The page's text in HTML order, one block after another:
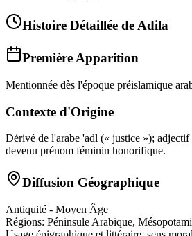
Histoire Détaillée de Adila
Première Apparition
Mentionnée dès l'époque préislamique
Contexte d'Origine
Dérivé de l'arabe 'adl (« justice »);
devenu prénom féminin honorifique.
Diffusion Géographique
Antiquité - Moyen Âge
Régions: Péninsule Arabique,